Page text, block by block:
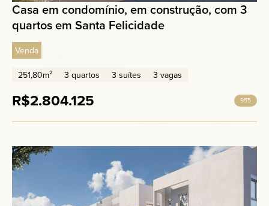
Casa em condomínio, em construção, com 3
quartos em Santa Felicidade
Venda
251,80m² 3 quartos 3 suítes 3 vagas
R$2.804.125 955